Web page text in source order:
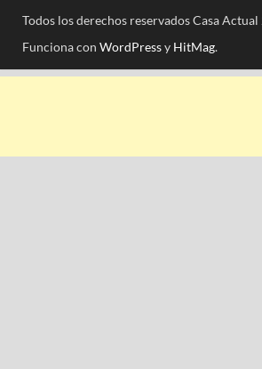
Todos los derechos reservados Casa Actual
Funciona con WordPressy HitMag.